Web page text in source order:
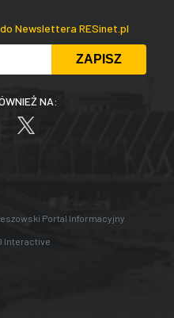
Newslettera RESinet.pl
NA:
Portal Informacyjny
Interactive